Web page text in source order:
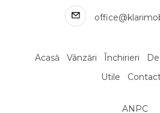
Apartamente de inchiriat 1 camera
Apartamente de inchiriat 2 camere
Apartamente de inchiriat
Apartamente de inchiriat in Cluj-Napoca
Acasă Vânzări Închirieri
Utile
ANPC